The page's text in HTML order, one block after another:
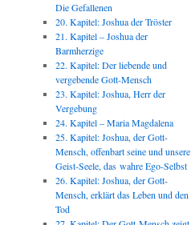
Die Gefallenen
20. Kapitel: Joshua der Tröster
21. Kapitel – Joshua der
Barmherzige
22. Kapitel: Der liebende und
vergebende Gott-Mensch
23. Kapitel: Joshua, Herr der
Vergebung
24. Kapitel – Maria Magdalena
25. Kapitel: Joshua, der Gott-
Mensch, offenbart seine und unsere
Geist-Seele, das wahre Ego-Selbst
26. Kapitel: Joshua, der Gott-
Mensch, erklärt das Leben und den
Tod